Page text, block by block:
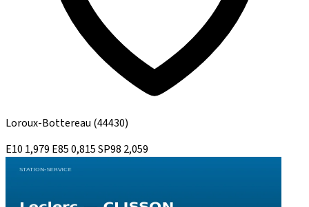
Loroux-Bottereau (44430)
E10 1,979 E850,815SP98 2,059